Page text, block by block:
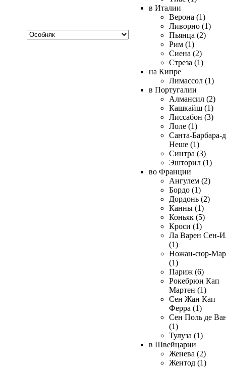
в Италии
Верона (1)
Ливорно (1)
Пьянца (2)
Рим (1)
Сиена (2)
Стреза (1)
на Кипре
Лимассол (1)
в Португалии
Алмансил (2)
Кашкайш (1)
Лиссабон (3)
Лоле (1)
Санта-Барбара-
Неше (1)
Синтра (3)
Эшторил (1)
во Франции
Ангулем (2)
Бордо (1)
Дордонь (2)
Канны (1)
Коньяк (5)
Кроси (1)
Ла Варен Сен-
(1)
Ножан-сюр-
(1)
Париж (6)
Рокебрюн Кап
Мартен (1)
Сен Жан Кап
Ферра (1)
Сен Поль де
(1)
Тулуза (1)
в Швейцарии
Женева (2)
Жентод (1)